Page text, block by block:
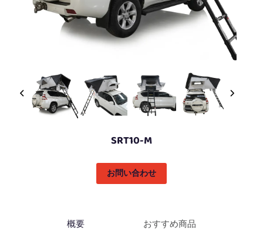
SRT10-M
お問い合わせ
概要 おすすめ商品